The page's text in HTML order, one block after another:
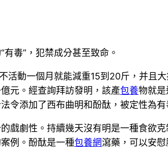
有毒”，犯禁成分甚至致命。
動一個月就能減重15到20斤，并且
元。經查詢拜訪發明，該產包養物就
令添加了西布曲明和酚酞，被定性為有
戲劇性。持續幾天沒有明是一種食欲
例。酚酞是一種包養網瀉藥，可以安